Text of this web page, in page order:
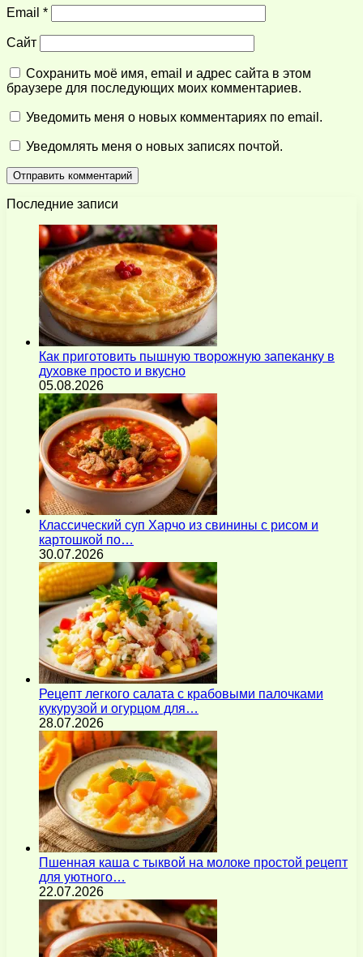
Email *
Сайт
Сохранить моё имя, email и адрес сайта в этом
браузере для последующих моих комментариев.
Уведомить меня о новых комментариях по email.
Уведомлять меня о новых записях почтой.
Последние записи
Как приготовить пышную творожную запеканку в
духовке просто и вкусно
05.08.2026
Классический суп Харчо из свинины с рисом и
картошкой по…
30.07.2026
Рецепт легкого салата с крабовыми палочками
кукурузой и огурцом для…
28.07.2026
Пшенная каша с тыквой на молоке простой рецепт
для уютного…
22.07.2026